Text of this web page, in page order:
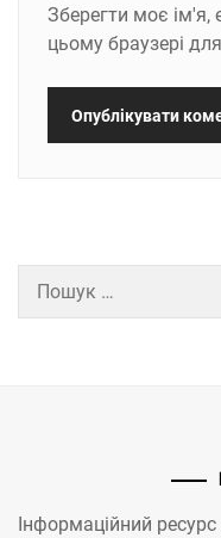
Зберегти моє ім'я,
цьому браузері
Інформаційний